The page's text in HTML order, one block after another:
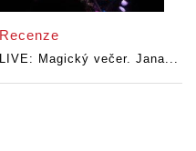
Recenze
LIVE: Magický večer. Jana...